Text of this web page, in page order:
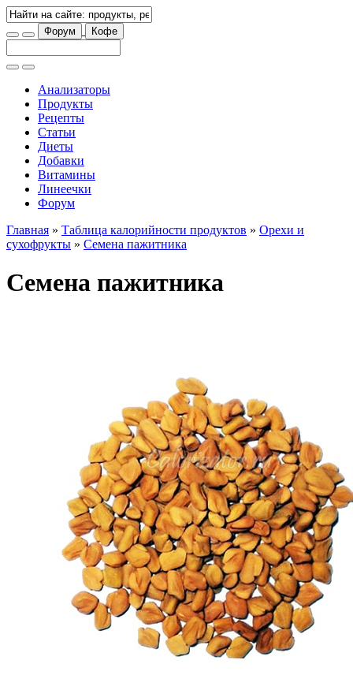
Форум Кофе
Анализаторы
Продукты
Рецепты
Статьи
Диеты
Добавки
Витамины
Линеечки
Форум
Главная » Таблица калорийности продуктов » Орехи и
сухофрукты » Семена пажитника
Семена пажитника